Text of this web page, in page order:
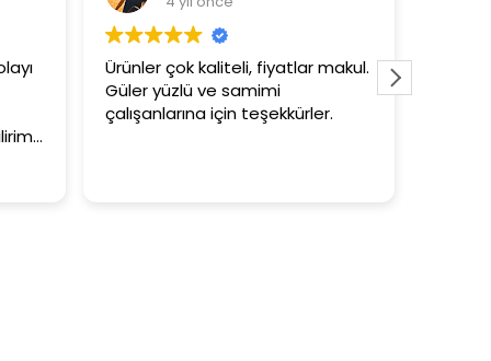
fiyatlar makul.
3+1 evin kagidini kapataslak ne
tutar